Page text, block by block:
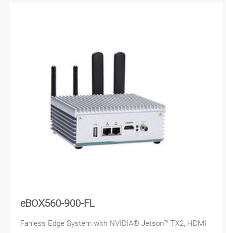
eBOX560-900-FL
Fanless Edge System with NVIDIA® Jetson™ TX2, HDMI